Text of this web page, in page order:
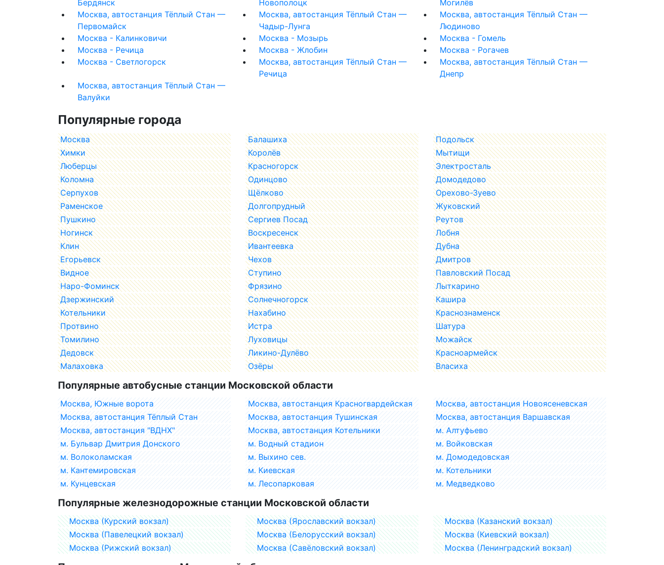
Бердянск
Новополоцк
Могилёв
Москва, автостанция Тёплый Стан —
Первомайск
Москва, автостанция Тёплый Стан —
Чадыр-Лунга
Москва, автостанция Тёплый Стан —
Людиново
Москва - Калинковичи
Москва - Мозырь
Москва - Гомель
Москва - Речица
Москва - Жлобин
Москва - Рогачев
Москва - Светлогорск
Москва, автостанция Тёплый Стан —
Речица
Москва, автостанция Тёплый Стан —
Днепр
Москва, автостанция Тёплый Стан —
Валуйки
Популярные города
Москва Балашиха
Подольск
Химки
Королёв
Мытищи
Люберцы
Красногорск
Электросталь
Коломна
Одинцово
Домодедово
Серпухов
Щёлково
Орехово-Зуево
Раменское
Долгопрудный
Жуковский
Пушкино
Сергиев Посад
Реутов
Ногинск
Воскресенск
Лобня
Клин
Ивантеевка
Дубна
Егорьевск
Чехов
Дмитров
Видное
Ступино
Павловский Посад
Наро-Фоминск
Фрязино
Лыткарино
Дзержинский
Солнечногорск
Кашира
Котельники
Нахабино
Краснознаменск
Протвино
Истра
Шатура
Томилино
Луховицы
Можайск
Дедовск
Ликино-Дулёво
Красноармейск
Малаховка
Озёры Власиха
Популярные автобусные станции Московской области
Москва, Южные ворота Москва, автостанция Красногвардейская
Москва, автостанция Новоясеневская
Москва, автостанция Тёплый Стан
Москва, автостанция Тушинская
Москва, автостанция Варшавская
Москва, автостанция "ВДНХ"
Москва, автостанция Котельники
м. Алтуфьево
м. Бульвар Дмитрия Донского
м. Водный стадион
м. Войковская
м. Волоколамская
м. Выхино сев.
м. Домодедовская
м. Кантемировская
м. Киевская
м. Котельники
м. Кунцевская
м. Лесопарковая м. Медведково
Популярные железнодорожные станции Московской области
Москва (Курский вокзал) Москва (Ярославский вокзал)
Москва (Казанский вокзал)
Москва (Павелецкий вокзал)
Москва (Белорусский вокзал)
Москва (Киевский вокзал)
Москва (Рижский вокзал)
Москва (Савёловский вокзал) Москва (Ленинградский вокзал)